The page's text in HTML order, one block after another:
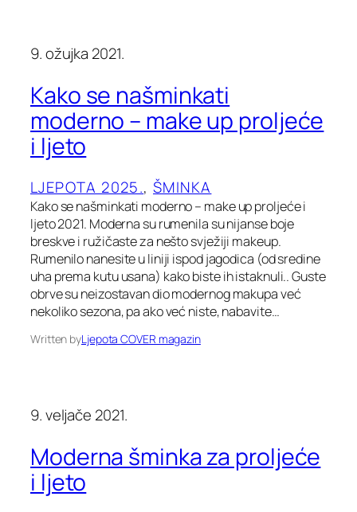
9. ožujka 2021.
Kako se našminkati
moderno – make up proljeće
i ljeto
LJEPOTA 2025., ŠMINKA
Kako se našminkati moderno – make up proljeće i
ljeto 2021. Moderna su rumenila su nijanse boje
breskve i ružičaste za nešto svježiji makeup.
Rumenilo nanesite u liniji ispod jagodica (od sredine
uha prema kutu usana) kako biste ih istaknuli.. Guste
obrve su neizostavan dio modernog makupa već
nekoliko sezona, pa ako već niste, nabavite…
Written byLjepota COVER magazin
9. veljače 2021.
Moderna šminka za proljeće
i ljeto